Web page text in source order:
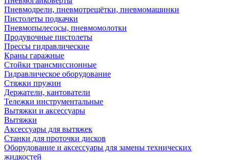
Пневмодрели, пневмотрещётки, пневмомашинки
Пистолеты подкачки
Пневмопылесосы, пневмомолотки
Продувочные пистолеты
Прессы гидравлические
Краны гаражные
Стойки трансмиссионные
Гидравлическое оборудование
Стяжки пружин
Держатели, кантователи
Тележки инструментальные
Вытяжки и аксессуары
Вытяжки
Аксессуары для вытяжек
Станки для проточки дисков
Оборудование и аксессуары для замены технических
жидкостей